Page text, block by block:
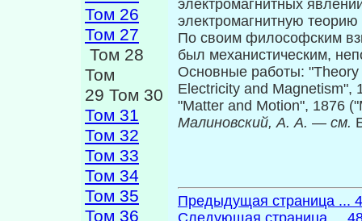
Том 26
Том 27
Том 28
Том
29 Том 30
Том 31
Том 32
Том 33
Том 34
Том 35
Том 36
электромагнитных
электромаг­нитную теорию
По своим философским
был механистическим,
Основные работы: "Theory
Electricity and Magnet­ism",
"Matter and Motion", 1876
Малиновский, А. А. — см.
Предыдущая страница ...